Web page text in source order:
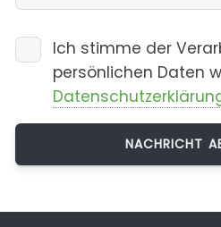
Ich stimme der
persönlichen Daten